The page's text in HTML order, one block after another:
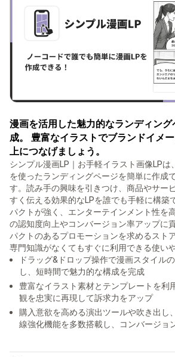
漫画を活用した魅力的なランディン
成。 豊富なイラストでブランドイメ
上につなげましょう。
シンプル漫画LP｜お手軽イラスト画像LPは
を使ったランディングページを簡単に作成
す。読み手の興味を引きつけ、商品やサー
すく伝える効果的なLPを誰でも手軽に構築
パクトが強く、エンターテインメント性を
の認知度向上やコンバージョン率アップに
パクトのあるプロモーションを求めるスト
専門知識がなくてもすぐに利用できる使い
ドラッグ&ドロップ操作で漫画スタイル
し、短時間で魅力的な構成を完成
豊富なイラスト素材とテンプレートを利
観を忠実に再現して訴求力をアップ
購入意欲を高める演出ツールや吹き出し
線強化機能を多数搭載し、コンバージョ